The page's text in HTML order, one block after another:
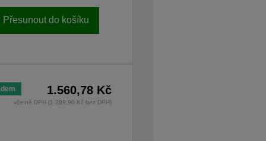
Přesunout do košíku
1.560,78 Kč
včetně DPH (1.289,90 Kč bez DPH)